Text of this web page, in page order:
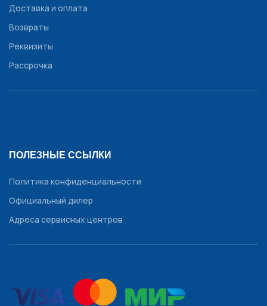
Доставка и оплата
Возвраты
Реквизиты
Рассрочка
ПОЛЕЗНЫЕ ССЫЛКИ
Политика конфиденциальности
Официальный дилер
Адреса сервисных центров